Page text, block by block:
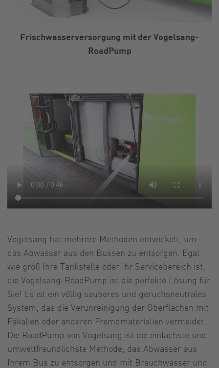
Frischwasserversorgung mit der Vogelsang-
RoadPump
Vogelsang hat mehrere Methoden entwickelt, um
das Abwasser aus den Bussen zu entsorgen. Egal
wie groß Ihre Tankstelle oder Ihr Servicebereich ist,
die Vogelsang-RoadPump ist die perfekte Lösung für
Sie! Es ist ein völlig sauberes und geruchsneutrales
System, das die Verunreinigung der Oberflächen mit
Fäkalien oder anderen Fremdmaterialien vermeidet.
Die RoadPump von Vogelsang ist die einfachste und
umweltfreundlichste Methode, das Abwasser aus
Ihrem Bus zu entsorgen und mit Brauchwasser und